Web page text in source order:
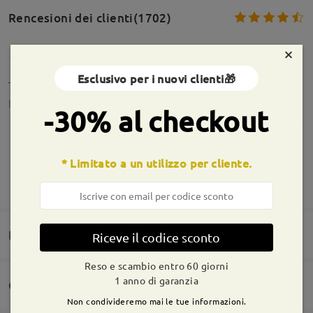
Rencesioni dei clienti(1702)
Top
by
molto belli e leggeri, la montatura è particolare,
forse più nel grigio che nell'azzurrino
Leggi tutte le
recensioni
Scrivi una recensione
MOSTRA DI PIÙ
Domande e risposte(13)
Consegna
×
Esclusivo per i nuovi clienti🎁
-30% al checkout
* Limitato a un utilizzo per cliente.
Riceve il codice sconto
Reso e scambio entro 60 giorni
1 anno di garanzia
Non condivideremo mai le tue informazioni.